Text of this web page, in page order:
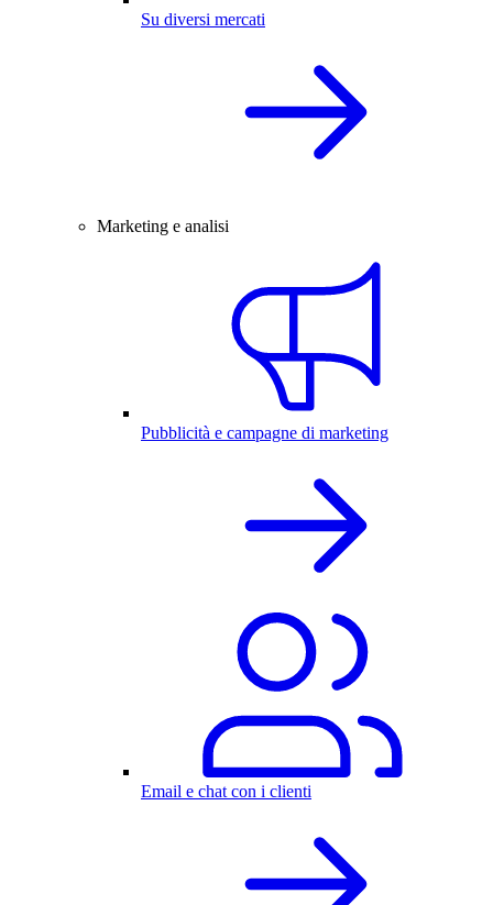
Su diversi mercati
Marketing e analisi
Pubblicità e campagne di marketing
Email e chat con i clienti